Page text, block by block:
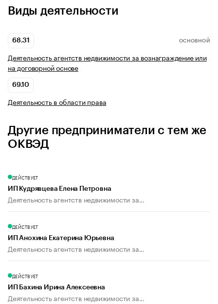
Виды деятельности
68.31 ОСНОВНОЙ
Деятельность агентств недвижимости за вознаграждение или
на договорной основе
69.10
Деятельность в области права
Другие предприниматели с тем же
ОКВЭД
ДЕЙСТВУЕТ
ИП Кудрявцева Елена Петровна
Деятельность агентств недвижимости за...
ДЕЙСТВУЕТ
ИП Анохина Екатерина Юрьевна
Деятельность агентств недвижимости за...
ДЕЙСТВУЕТ
ИП Бахина Ирина Алексеевна
Деятельность агентств недвижимости за...